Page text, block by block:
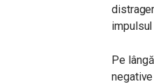
Pe